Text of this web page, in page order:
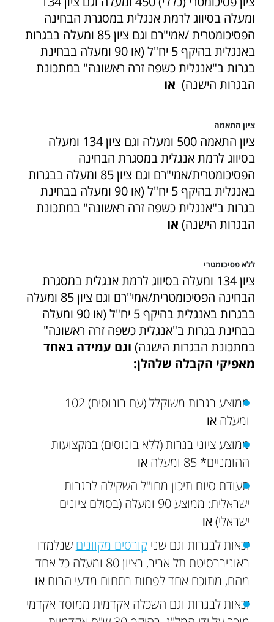
ומעלה בסיווג לרמת אנגלית במסגרת הבחינה
הפסיכומטרית /אמי"רם וגם ציון 85 ומעלה בבגרות
באנגלית בהיקף 5 יח"ל (או 90 ומעלה בבחינת
בגרות ב"אנגלית כשפה זרה ראשונה" במתכונת
הבגרות הישנה) או
ציון התאמה
ציון התאמה 500 ומעלה וגם ציון 134 ומעלה
בסיווג לרמת אנגלית במסגרת הבחינה
הפסיכומטרית/אמי"רם וגם ציון 85 ומעלה בבגרות
באנגלית בהיקף 5 יח"ל (או 90 ומעלה בבחינת
בגרות ב"אנגלית כשפה זרה ראשונה" במתכונת
הבגרות הישנה) או
ללא פסיכומטרי
ציון 134 ומעלה בסיווג לרמת אנגלית במסגרת
הבחינה הפסיכומטרית/אמי"רם וגם ציון 85 ומעלה
בבגרות באנגלית בהיקף 5 יח"ל (או 90 ומעלה
בבחינת בגרות ב"אנגלית כשפה זרה ראשונה"
במתכונת הבגרות הישנה) וגם עמידה באחד
מאפיקי הקבלה שלהלן:
ממוצע בגרות משוקלל (עם בונוסים) 102
ומעלהאו
ממוצע ציוני בגרות (ללא בונוסים) במקצועות
ההומניים* 85 ומעלה
או
תעודת סיום תיכון מחו"ל השקילה לבגרות
ישראלית: ממוצע 90 ומעלה (בסולם ציונים
ישראלי)או
זכאות לבגרות וגם שניקורסים מקוונים שנלמדו
באוניברסיטת תל אביב, בציון 80 ומעלה כל אחד
מהם, מתוכם אחד לפחות בתחום מדעי הרוחאו
זכאות לבגרות וגם השכלה אקדמית ממוסד אקדמי